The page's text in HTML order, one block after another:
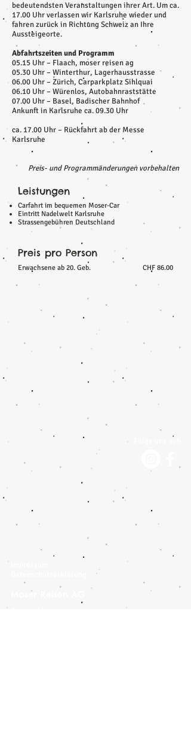
bedeutendsten Veranstaltungen ihrer Art. Um ca.
17.00 Uhr verlassen wir Karlsruhe wieder und
fahren zurück in Richtung Schweiz an Ihre
Aussteigeorte.
Abfahrtszeiten und Programm
05.15 Uhr – Flaach, moser reisen ag
05.30 Uhr – Winterthur, Lagerhausstrasse
06.00 Uhr – Zürich, Carparkplatz Sihlquai
06.10 Uhr – Würenlos, Autobahnraststätte
07.00 Uhr – Basel, Badischer Bahnhof
Ankunft in Karlsruhe ca. 09.30 Uhr
ca. 17.00 Uhr – Rückfahrt ab der Messe
Karlsruhe
Preis- und Programmänderungen vorbehalten
Leistungen
Carfahrt im bequemen Moser-Car
Eintritt Nadelwelt Karlsruhe
Strassengebühren Deutschland
Preis pro Person
Erwachsene ab 20. Geb. CHF 86.00
Moser Reisen AG